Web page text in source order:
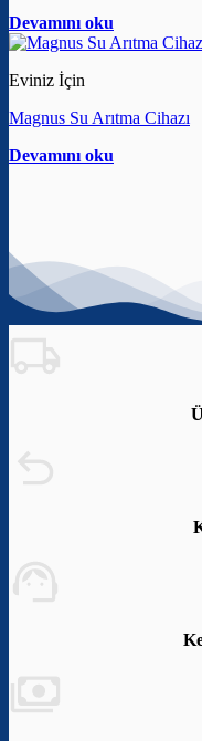
Devamını oku
Eviniz İçin
Magnus Su Arıtma Cihazı
Devamını oku